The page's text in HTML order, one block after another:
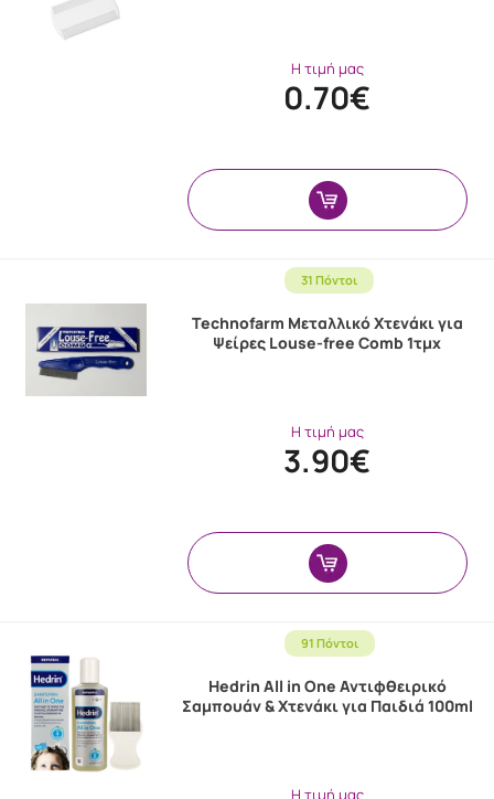
Η τιμή μας
0.70€
31 Πόντοι
Technofarm Μεταλλικό Χτενάκι για
Ψείρες Louse-free Comb 1τμχ
Η τιμή μας
3.90€
91 Πόντοι
Hedrin All in One Αντιφθειρικό
Σαμπουάν & Χτενάκι για Παιδιά 100ml
Η τιμή μας